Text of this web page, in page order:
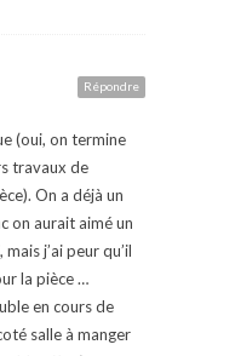
Répondre
(oui, on termine
travaux de
On a déjà un
on aurait aimé un
j’ai peur qu’il
la pièce …
en cours de
salle à manger